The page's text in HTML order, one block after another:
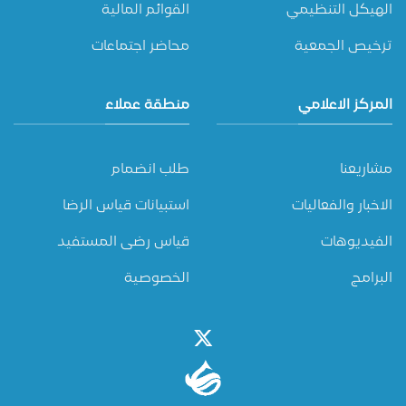
الهيكل التنظيمي
ترخيص الجمعية
القوائم المالية
محاضر اجتماعات
المركز الاعلامي
مشاريعنا
الاخبار والفعاليات
الفيديوهات
البرامج
منطقة عملاء
طلب انضمام
استبيانات قياس الرضا
قياس رضى المستفيد
الخصوصية